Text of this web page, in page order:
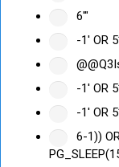
6'"
-1' OR
-1' OR
-1' OR
6-1))